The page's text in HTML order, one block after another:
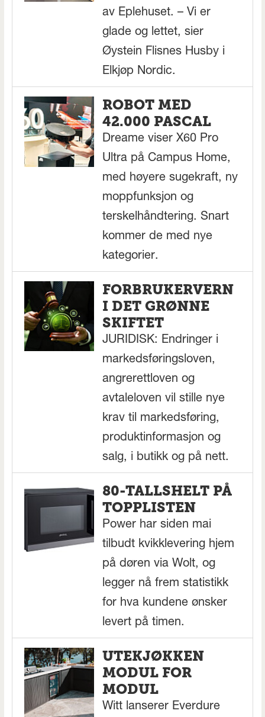
av Eplehuset. – Vi er
glade og lettet, sier
Øystein Flisnes Husby i
Elkjøp Nordic.
ROBOT MED
42.000 PASCAL
Dreame viser X60 Pro
Ultra på Campus Home,
med høyere sugekraft, ny
moppfunksjon og
terskelhåndtering. Snart
kommer de med nye
kategorier.
FORBRUKERVERN
I DET GRØNNE
SKIFTET
JURIDISK: Endringer i
markedsføringsloven,
angrerettloven og
avtaleloven vil stille nye
krav til markedsføring,
produktinformasjon og
salg, i butikk og på nett.
80-TALLSHELT PÅ
TOPPLISTEN
Power har siden mai
tilbudt kvikklevering hjem
på døren via Wolt, og
legger nå frem statistikk
for hva kundene ønsker
levert på timen.
UTEKJØKKEN
MODUL FOR
MODUL
Witt lanserer Everdure